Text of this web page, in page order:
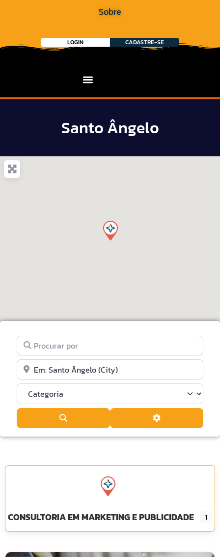
Sobre
LOGIN CADASTRE-SE
Santo Ângelo
Procurar por
Perto de
Categoria
Advanced Filters
CONSULTORIA EM MARKETING E PUBLICIDADE 1